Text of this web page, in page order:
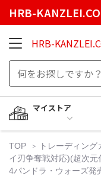
HRB-
HRB-
マイストア
TOP トレーディング
イ刃争奪戦対応)(超次
4パンドラ・ウォーズ発